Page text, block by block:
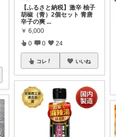
【ふるさと納税】激辛 柚子
胡椒（青）2個セット 青唐
辛子の爽 ...
￥ 6,000
0 0 24
コレ いいね